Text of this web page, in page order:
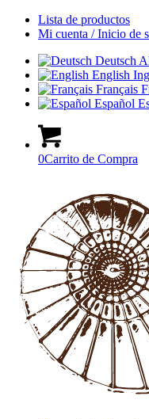
Lista de productos
Mi cuenta / Inicio de
Deutsch
English
Français
Español
0Carrito de Compra